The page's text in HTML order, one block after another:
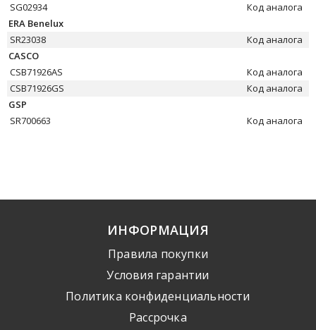
SG02934
Код аналога
ERA Benelux
SR23038
Код аналога
CASCO
CSB71926AS
Код аналога
CSB71926GS
Код аналога
GSP
SR700663
Код аналога
ИНФОРМАЦИЯ
Правила покупки
Условия гарантии
Политика конфиденциальности
Рассрочка